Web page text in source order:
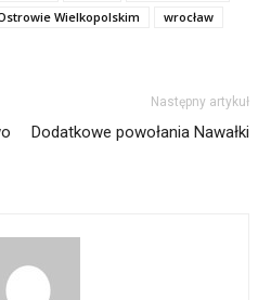
Wielkopolskim
wrocław
Następny artykuł
Dodatkowe powołania Nawałki